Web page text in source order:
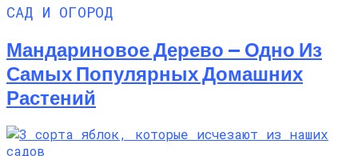
САД И ОГОРОД
Мандариновое Дерево — Одно Из
Самых Популярных Домашних
Растений